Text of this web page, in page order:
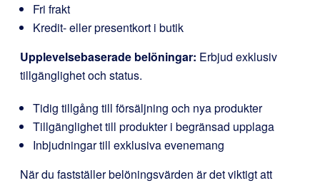
Fri frakt
Kredit- eller presentkort i butik
Upplevelsebaserade belöningar: Erbjud exklusiv
tillgänglighet och status.
Tidig tillgång till försäljning och nya produkter
Tillgänglighet till produkter i begränsad upplaga
Inbjudningar till exklusiva evenemang
När du fastställer belöningsvärden är det viktigt att